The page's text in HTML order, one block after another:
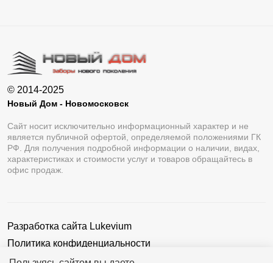
© 2014-2025
Новый Дом - Новомосковск
Сайт носит исключительно информационный характер и не
является публичной офертой, определяемой положениями ГК
РФ. Для получения подробной информации о наличии, видах,
характеристиках и стоимости услуг и товаров обращайтесь в
офис продаж.
Разработка сайта Lukevium
Политика конфиденциальности
Пользовательское соглашение